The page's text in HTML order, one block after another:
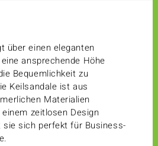
über einen eleganten
ansprechende Höhe
Bequemlichkeit zu
Keilsandale ist aus
Materialien
zeitlosen Design
sie sich perfekt für Business-